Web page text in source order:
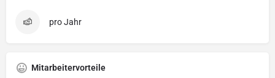
pro Jahr
Mitarbeitervorteile